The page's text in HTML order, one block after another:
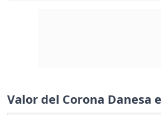
Valor del Corona Danesa